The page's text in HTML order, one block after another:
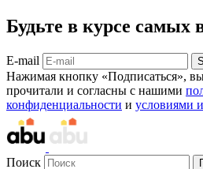
Будьте в курсе самых
E-mail
Нажимая кнопку «Подписаться»,
прочитали и согласны с нашими
конфиденциальности и условиями
Поиск